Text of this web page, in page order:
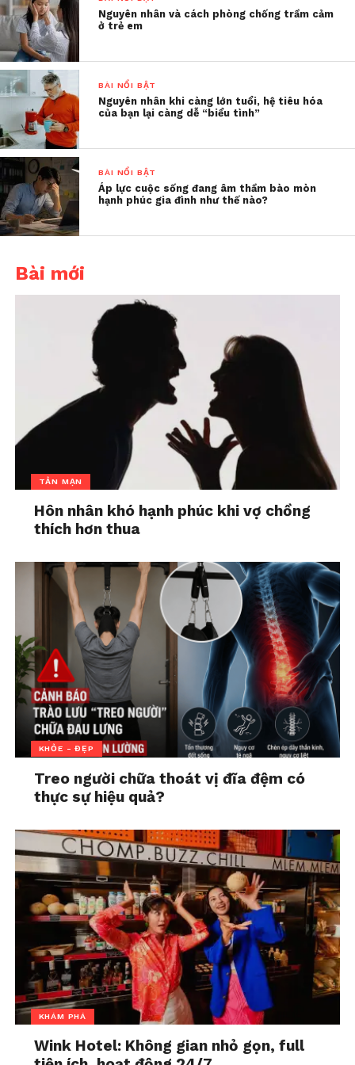
Giảm stress cho trẻ – bắt đầu
từ những điều rất nhỏ
Các chuyên gia cho rằng, phần lớn biến chứng
nặng hoàn toàn có thể phòng tránh nếu gia đình
can thiệp sớm, không chỉ về dinh dưỡng mà cả về
tâm lý. Dưới đây là những mẹo nhỏ nhưng có thể
tạo ra thay đổi lớn:
Giữ nhịp sinh hoạt đều đặn
Khuyến khích trẻ ngủ trước 22h, hạn
chế học khuya kéo dài.
Duy trì 3 bữa chính/ngày, đặc biệt
Có thể đặt “giờ ăn gia đình” để trẻ cảm
thấy bữa ăn là khoảng thời gian dễ
chịu, không áp lực.
Tạo không gian để trẻ được “xả” cảm
xúc
Nhiều trẻ stress nhưng không biết
cách diễn đạt. Cha mẹ có thể:
Dành 10–15 phút mỗi ngày chỉ để lắng
nghe con nói, không phán xét.
Hỏi những câu đơn giản như: “Hôm
chuyện gì làm con khó chịu không?”.
Tôn trọng cảm xúc của con, thay vì vội
vàng phủ nhận: “Có gì đâu mà stress”.
Dạy trẻ những cách tự thư giãn
Hít thở sâu 3–5 phút khi cảm thấy
căng thẳng.
Nghe nhạc nhẹ, vẽ tranh, viết nhật ký.
Vận động nhẹ mỗi ngày: đi bộ, đạp xe,
chơi cầu lông… giúp giảm hormone
stress tự nhiên.
Kiểm soát việc sử dụng thiết bị điện
tử
Việc thức khuya lướt mạng, so sánh
bản thân với người khác trên mạng xã
hội cũng là nguồn stress âm thầm. Gia
đình nên thống nhất thời gian “không
màn hình” trước giờ ngủ ít nhất 30–60
phút.
Đừng xem nhẹ những cơn đau bụng
kéo dài
Nếu trẻ thường xuyên đau bụng, buồn
Nguyên nhân và cách phòng chống trầm cảm
ở trẻ em
BÀI NỔI BẬT
Nguyên nhân khi càng lớn tuổi, hệ tiêu hóa
của bạn lại càng dễ “biểu tình”
BÀI NỔI BẬT
Áp lực cuộc sống đang âm thầm bào mòn
hạnh phúc gia đình như thế nào?
Bài mới
TẢN MẠN
Hôn nhân khó hạnh phúc khi vợ chồng
thích hơn thua
KHỎE - ĐẸP
Treo người chữa thoát vị đĩa đệm có
thực sự hiệu quả?
KHÁM PHÁ
Wink Hotel: Không gian nhỏ gọn, full